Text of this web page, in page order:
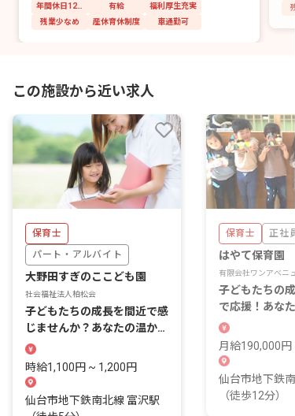
有給
福利厚生充実
残業少なめ
産休育休制度 車通勤可
この施設から近い求人
保育士
パート・アルバイト
大野田すぎのここども園
社会福祉法人柏松会
子どもたちの成長を間近で感
じませんか？あなたの温かい
心が輝く場所がここにありま
す。
時給1,100円 ~ 1,200円
仙台市地下鉄南北線 富沢駅
保育士 正社員
はやて保育園
有限会社ワンアベニュ
子どもたちの
で応援！あな
ここで輝かせま
月給190,000
仙台市地下鉄
（徒歩12分）